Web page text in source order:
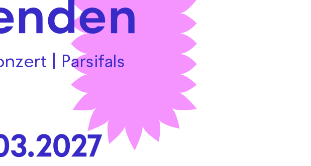
| Parsifals